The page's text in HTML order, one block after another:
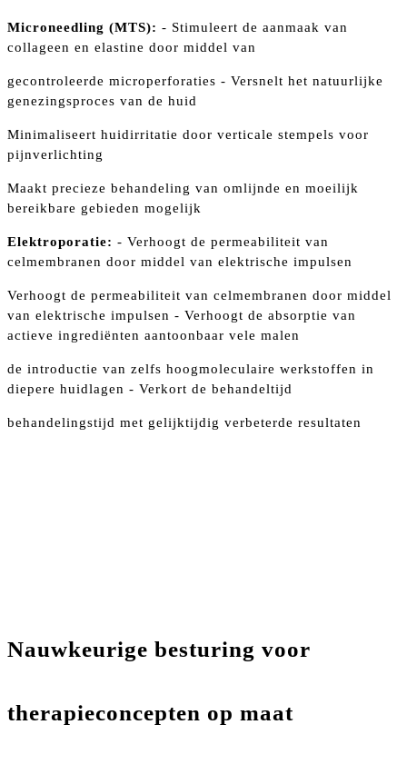
Microneedling (MTS): - Stimuleert de aanmaak van
collageen en elastine door middel van
gecontroleerde microperforaties - Versnelt het natuurlijke
genezingsproces van de huid
Minimaliseert huidirritatie door verticale stempels voor
pijnverlichting
Maakt precieze behandeling van omlijnde en moeilijk
bereikbare gebieden mogelijk
Elektroporatie: - Verhoogt de permeabiliteit van
celmembranen door middel van elektrische impulsen
Verhoogt de permeabiliteit van celmembranen door middel
van elektrische impulsen - Verhoogt de absorptie van
actieve ingrediënten aantoonbaar vele malen
de introductie van zelfs hoogmoleculaire werkstoffen in
diepere huidlagen - Verkort de behandeltijd
behandelingstijd met gelijktijdig verbeterde resultaten
Nauwkeurige besturing voor
therapieconcepten op maat